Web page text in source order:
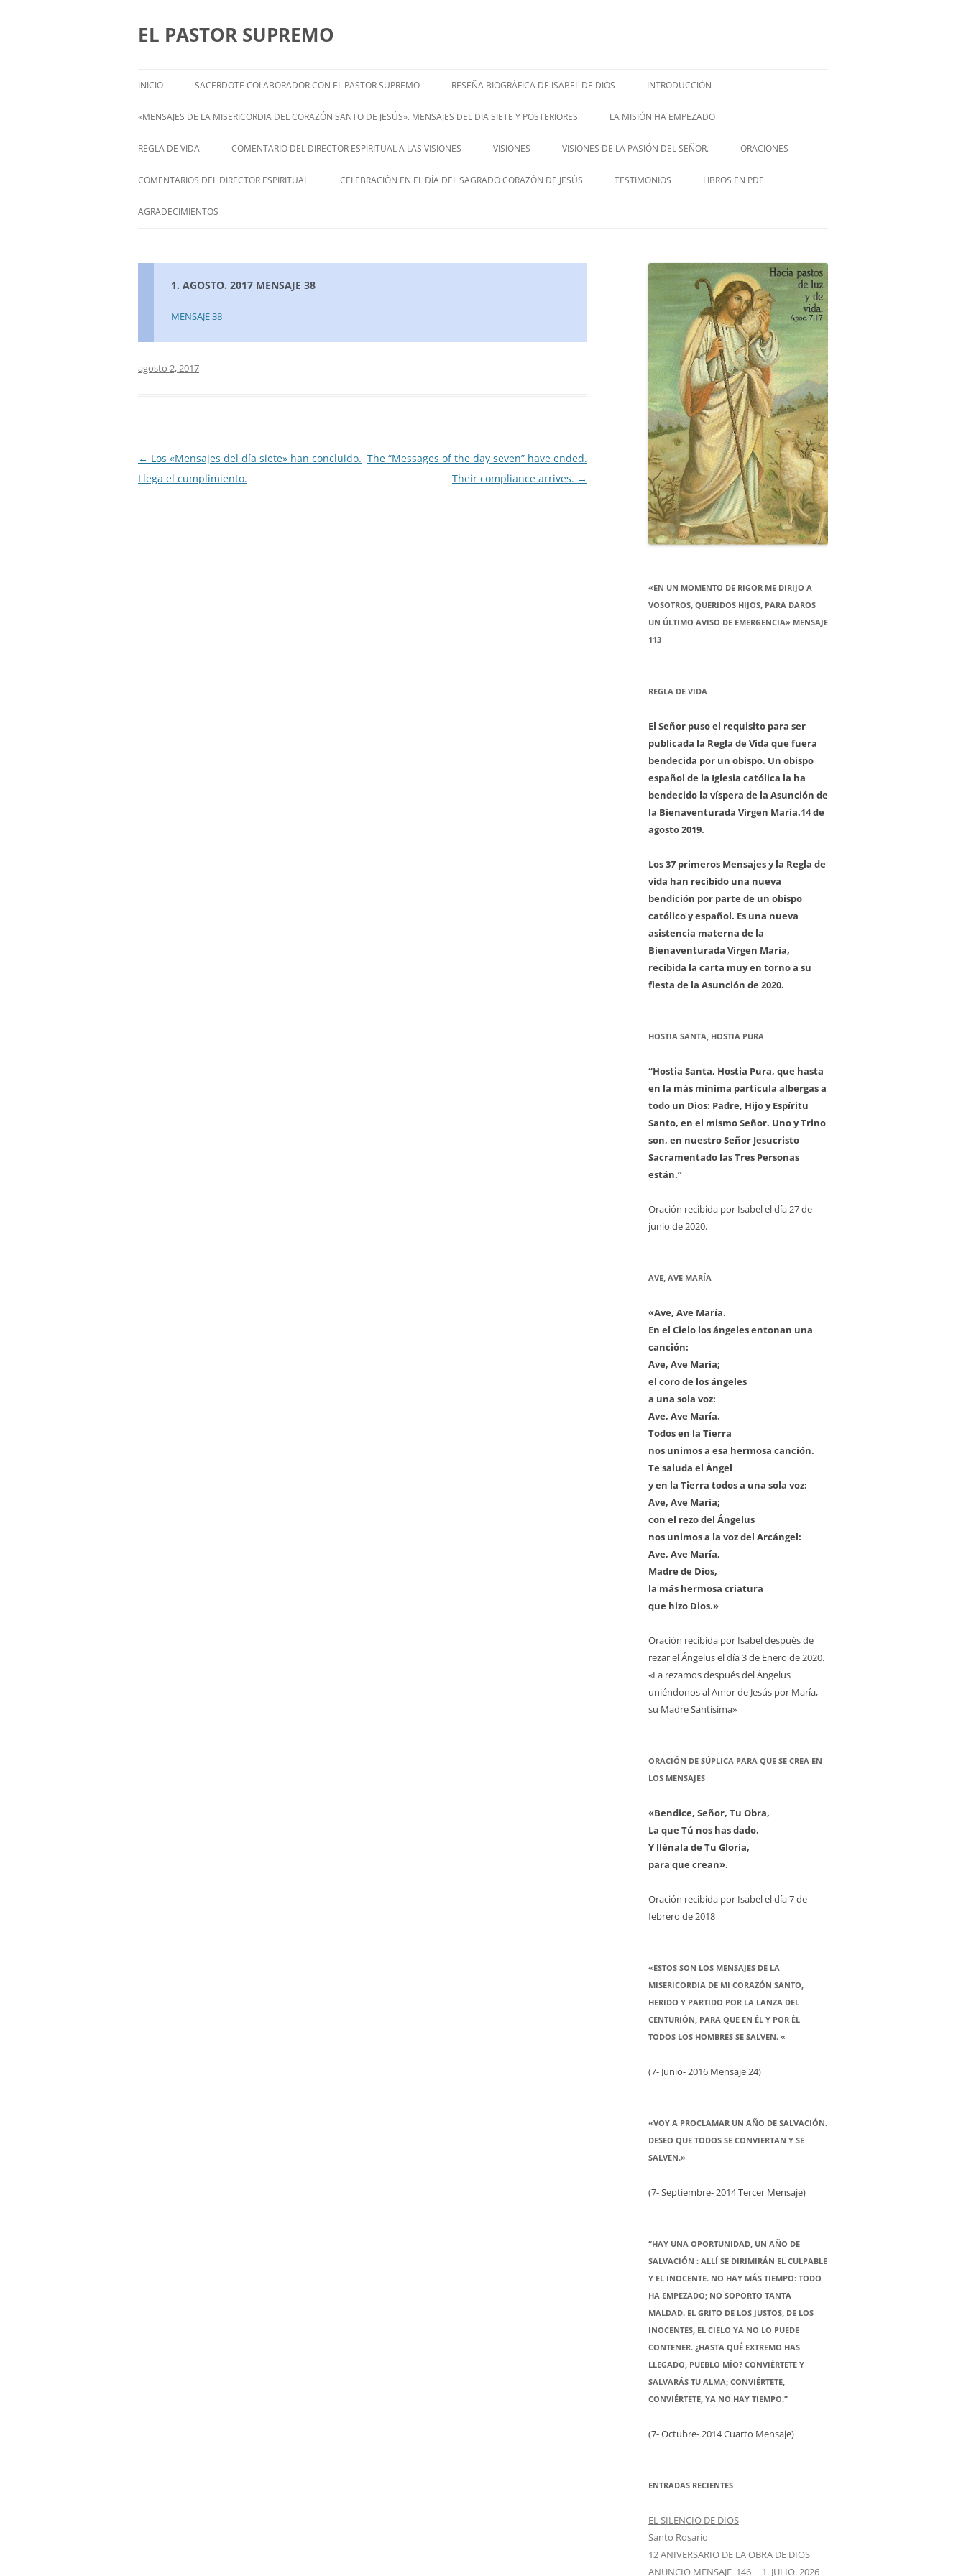
EL PASTOR SUPREMO
INICIO SACERDOTE COLABORADOR CON EL PASTOR SUPREMO RESEÑA BIOGRÁFICA DE ISABEL DE DIOS
ISABEL’S BIOGRAPHY
INTRODUCCIÓN
«MENSAJES DE LA MISERICORDIA DEL CORAZÓN SANTO DE JESÚS». MENSAJES DEL DIA SIETE Y POSTERIORES
ENGLISH
FRANÇAIS
ITALIANI
LA MISIÓN HA EMPEZADO
– ENGLISH –
REGLA DE VIDA COMENTARIO DEL DIRECTOR ESPIRITUAL A LAS VISIONES VISIONES
ENGLISH V
VISIONES DE LA PASIÓN DEL SEÑOR. ORACIONES
VIA CRUCIS
COMENTARIOS DEL DIRECTOR ESPIRITUAL
STATEMENT FROM THE SPIRITUAL
CELEBRACIÓN EN EL DÍA DEL SAGRADO CORAZÓN DE JESÚS TESTIMONIOS LIBROS EN PDF
AGRADECIMIENTOS
1. AGOSTO. 2017 MENSAJE 38
MENSAJE 38
agosto 2, 2017
Navegación
de
← Los «Mensajes del día siete» han concluido.
Llega el cumplimiento.
The “Messages of the day seven” have ended.
Their compliance arrives. →
«EN UN MOMENTO DE RIGOR ME DIRIJO A
VOSOTROS, QUERIDOS HIJOS, PARA DAROS
UN ÚLTIMO AVISO DE EMERGENCIA» MENSAJE
113
REGLA DE VIDA
El Señor puso el requisito para ser
publicada la Regla de Vida que fuera
bendecida por un obispo. Un obispo
español de la Iglesia católica la ha
bendecido la víspera de la Asunción de
la Bienaventurada Virgen María.14 de
agosto 2019.
Los 37 primeros Mensajes y la Regla de
vida han recibido una nueva
bendición por parte de un obispo
católico y español. Es una nueva
asistencia materna de la
Bienaventurada Virgen María,
recibida la carta muy en torno a su
fiesta de la Asunción de 2020.
HOSTIA SANTA, HOSTIA PURA
“Hostia Santa, Hostia Pura, que hasta
en la más mínima partícula albergas a
todo un Dios: Padre, Hijo y Espíritu
Santo, en el mismo Señor. Uno y Trino
son, en nuestro Señor Jesucristo
Sacramentado las Tres Personas
están.”
Oración recibida por Isabel el día 27 de
junio de 2020.
AVE, AVE MARÍA
«Ave, Ave María.
En el Cielo los ángeles entonan una
canción:
Ave, Ave María;
el coro de los ángeles
a una sola voz:
Ave, Ave María.
Todos en la Tierra
nos unimos a esa hermosa canción.
Te saluda el Ángel
y en la Tierra todos a una sola voz:
Ave, Ave María;
con el rezo del Ángelus
nos unimos a la voz del Arcángel:
Ave, Ave María,
Madre de Dios,
la más hermosa criatura
que hizo Dios.»
Oración recibida por Isabel después de
rezar el Ángelus el día 3 de Enero de 2020.
«La rezamos después del Ángelus
uniéndonos al Amor de Jesús por María,
su Madre Santísima»
ORACIÓN DE SÚPLICA PARA QUE SE CREA EN
LOS MENSAJES
«Bendice, Señor, Tu Obra,
La que Tú nos has dado.
Y llénala de Tu Gloria,
para que crean».
Oración recibida por Isabel el día 7 de
febrero de 2018
«ESTOS SON LOS MENSAJES DE LA
MISERICORDIA DE MI CORAZÓN SANTO,
HERIDO Y PARTIDO POR LA LANZA DEL
CENTURIÓN, PARA QUE EN ÉL Y POR ÉL
TODOS LOS HOMBRES SE SALVEN. «
(7- Junio- 2016 Mensaje 24)
«VOY A PROCLAMAR UN AÑO DE SALVACIÓN.
DESEO QUE TODOS SE CONVIERTAN Y SE
SALVEN.»
(7- Septiembre- 2014 Tercer Mensaje)
“HAY UNA OPORTUNIDAD, UN AÑO DE
SALVACIÓN : ALLÍ SE DIRIMIRÁN EL CULPABLE
Y EL INOCENTE. NO HAY MÁS TIEMPO: TODO
HA EMPEZADO; NO SOPORTO TANTA
MALDAD. EL GRITO DE LOS JUSTOS, DE LOS
INOCENTES, EL CIELO YA NO LO PUEDE
CONTENER. ¿HASTA QUÉ EXTREMO HAS
LLEGADO, PUEBLO MÍO? CONVIÉRTETE Y
SALVARÁS TU ALMA; CONVIÉRTETE,
CONVIÉRTETE, YA NO HAY TIEMPO.”
(7- Octubre- 2014 Cuarto Mensaje)
ENTRADAS RECIENTES
EL SILENCIO DE DIOS
Santo Rosario
12 ANIVERSARIO DE LA OBRA DE DIOS
ANUNCIO MENSAJE 146 1. JULIO. 2026